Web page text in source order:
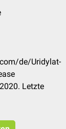
de/Uridylat-
Letzte